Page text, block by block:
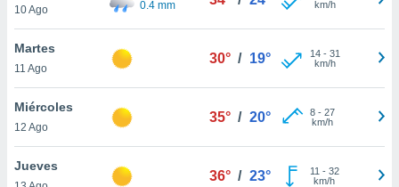
cookies
10 Ago
0.4 mm
km/h
Martes
11 Ago
30° / 19° 14- 31
km/h
Miércoles
12 Ago
35° / 20° 8- 27
km/h
Jueves
36° / 23° 11 - 32
km/h